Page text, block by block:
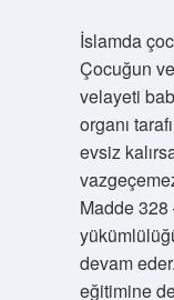
İslamda
Çocuğun
velayeti
organı
evsiz
Madde 328
devam
eğitimine